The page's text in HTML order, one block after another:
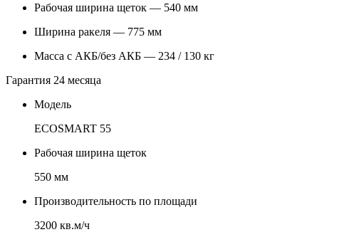
Рабочая ширина щеток — 540 мм
Ширина ракеля — 775 мм
Масса c АКБ/без АКБ — 234 / 130 кг
Гарантия 24 месяца
Модель
ECOSMART 55
Рабочая ширина щеток
550 мм
Производительность по площади
3200 кв.м/ч